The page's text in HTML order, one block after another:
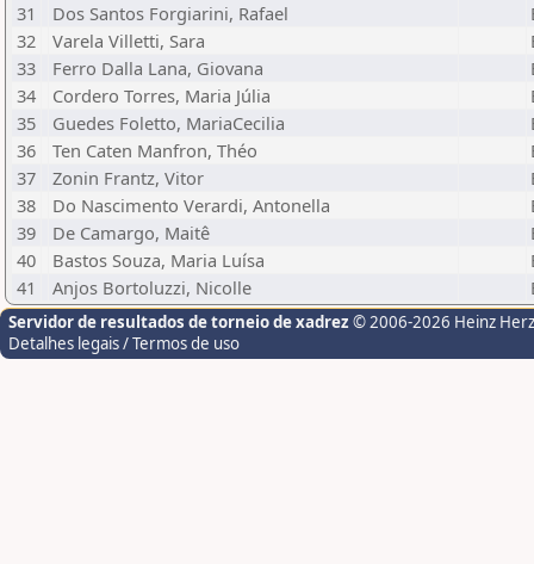
31
Dos Santos Forgiarini, Rafael
32
Varela Villetti, Sara
33
Ferro Dalla Lana, Giovana
34
Cordero Torres, Maria Júlia
35
Guedes Foletto, MariaCecilia
36
Ten Caten Manfron, Théo
37
Zonin Frantz, Vitor
38
Do Nascimento Verardi, Antonella
39
De Camargo, Maitê
40
Bastos Souza, Maria Luísa
41
Anjos Bortoluzzi, Nicolle
Servidor de resultados de torneio de xadrez © 2006-2026 Heinz
Detalhes legais / Termos de uso